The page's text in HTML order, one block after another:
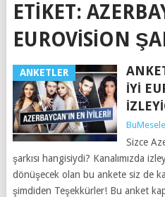
ETIKET:
EUROVISION
ANKETLER
İYI
BuMesele
Sizce
şarkısı hangisiydi? Kanalımızda
dönüşecek olan bu ankete siz de
şimdiden Teşekkürler! Bu anket